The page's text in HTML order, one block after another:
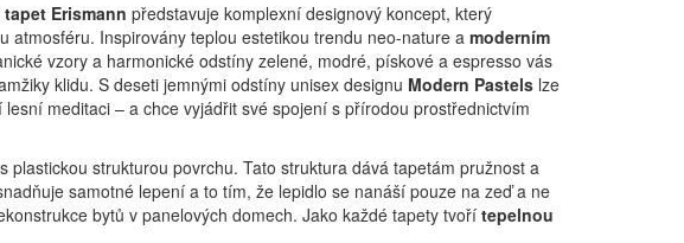
Erismann představuje komplexní designový koncept, který
atmosféru. Inspirovány teplou estetikou trendu neo-nature a moderním
vzory a harmonické odstíny zelené, modré, pískové a espresso vás
klidu. S deseti jemnými odstíny unisex designu Modern Pastels lze
meditaci – a chce vyjádřit své spojení s přírodou prostřednictvím
plastickou strukturou povrchu. Tato struktura dává tapetám pružnost a
samotné lepení a to tím, že lepidlo se nanáší pouze na zeď a ne
bytů v panelových domech. Jako každé tapety tvoří tepelnou